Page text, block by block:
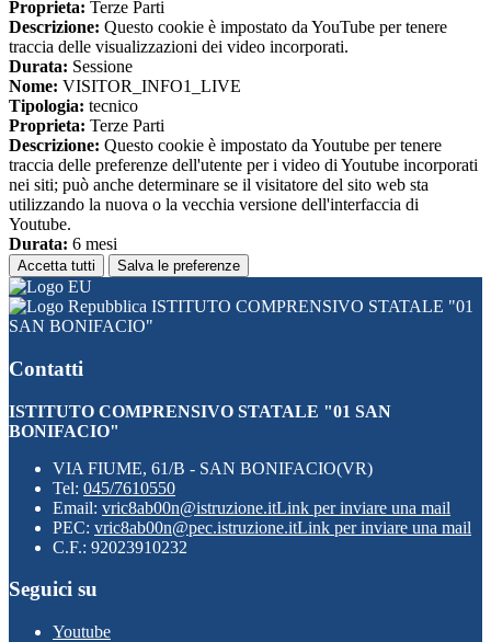
Proprieta: Terze Parti
Descrizione: Questo cookie è impostato da YouTube per tenere
traccia delle visualizzazioni dei video incorporati.
Durata: Sessione
Nome: VISITOR_INFO1_LIVE
Tipologia: tecnico
Proprieta: Terze Parti
Descrizione: Questo cookie è impostato da Youtube per tenere
traccia delle preferenze dell'utente per i video di Youtube incorporati
nei siti; può anche determinare se il visitatore del sito web sta
utilizzando la nuova o la vecchia versione dell'interfaccia di
Youtube.
Durata: 6 mesi
Accetta tutti Salva le preferenze
ISTITUTO COMPRENSIVO STATALE "01
SAN BONIFACIO"
Contatti
ISTITUTO COMPRENSIVO STATALE "01 SAN
BONIFACIO"
VIA FIUME, 61/B - SAN BONIFACIO(VR)
Tel: 045/7610550
Email: vric8ab00n@istruzione.itLink per inviare una mail
PEC: vric8ab00n@pec.istruzione.itLink per inviare una mail
C.F.: 92023910232
Seguici su
Youtube